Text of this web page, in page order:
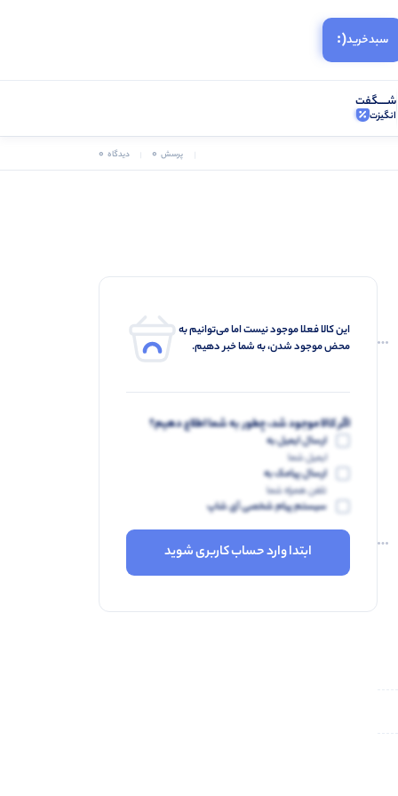
سبد‌خرید(:
شـــــگفت
انگیزت
پرسش 0 دیدگاه 0
این کالا فعلا موجود نیست اما می‌توانیم به
محض موجود شدن، به شما خبر دهیم.
اگر کالا موجود شد، چطور به شما اطلاع دهیم؟
ارسال ایمیل به
ایمیل شما
ارسال پیامک به
تلفن همراه شما
سیستم پیام شخصی آی شاپ
ابتدا وارد حساب کاربری شوید